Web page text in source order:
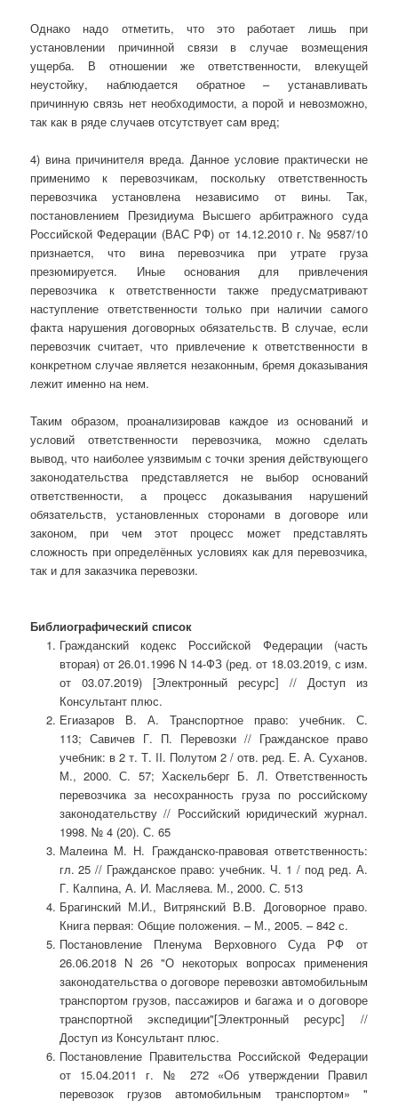
Однако надо отметить, что это работает лишь при
установлении причинной связи в случае возмещения
ущерба. В отношении же ответственности, влекущей
неустойку, наблюдается обратное – устанавливать
причинную связь нет необходимости, а порой и невозможно,
так как в ряде случаев отсутствует сам вред;
4) вина причинителя вреда. Данное условие практически не
применимо к перевозчикам, поскольку ответственность
перевозчика установлена независимо от вины. Так,
постановлением Президиума Высшего арбитражного суда
Российской Федерации (ВАС РФ) от 14.12.2010 г. № 9587/10
признается, что вина перевозчика при утрате груза
презюмируется. Иные основания для привлечения
перевозчика к ответственности также предусматривают
наступление ответственности только при наличии самого
факта нарушения договорных обязательств. В случае, если
перевозчик считает, что привлечение к ответственности в
конкретном случае является незаконным, бремя доказывания
лежит именно на нем.
Таким образом, проанализировав каждое из оснований и
условий ответственности перевозчика, можно сделать
вывод, что наиболее уязвимым с точки зрения действующего
законодательства представляется не выбор оснований
ответственности, а процесс доказывания нарушений
обязательств, установленных сторонами в договоре или
законом, при чем этот процесс может представлять
сложность при определённых условиях как для перевозчика,
так и для заказчика перевозки.
Библиографический список
Гражданский кодекс Российской Федерации (часть
вторая) от 26.01.1996 N 14-ФЗ (ред. от 18.03.2019, с изм.
от 03.07.2019) [Электронный ресурс] // Доступ из
Консультант плюс.
Егиазаров В. А. Транспортное право: учебник. С.
113; Савичев Г. П. Перевозки // Гражданское право
учебник: в 2 т. Т. II. Полутом 2 / отв. ред. Е. А. Суханов.
М., 2000. С. 57; Хаскельберг Б. Л. Ответственность
перевозчика за несохранность груза по российскому
законодательству // Российский юридический журнал.
1998. № 4 (20). С. 65
Малеина Μ. Н. Гражданско-правовая ответственность:
гл. 25 // Гражданское право: учебник. Ч. 1 / под ред. А.
Г. Калпина, А. И. Масляева. М., 2000. С. 513
Брагинский М.И., Витрянский В.В. Договорное право.
Книга первая: Общие положения. – М., 2005. – 842 с.
Постановление Пленума Верховного Суда РФ от
26.06.2018 N 26 "О некоторых вопросах применения
законодательства о договоре перевозки автомобильным
транспортом грузов, пассажиров и багажа и о договоре
транспортной экспедиции"[Электронный ресурс] //
Доступ из Консультант плюс.
Постановление Правительства Российской Федерации
от 15.04.2011 г. № 272 «Об утверждении Правил
перевозок грузов автомобильным транспортом» "